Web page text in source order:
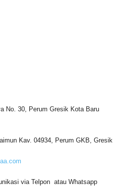
No. 30, Perum Gresik Kota Baru
Kav. 04934, Perum GKB, Gresik
via Telpon atau Whatsapp